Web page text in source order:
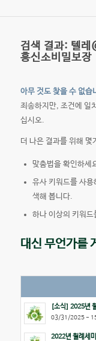
검색 결과: 텔레
흥신소비밀보장
아무 것도 찾을 수 없습
죄송하지만, 조건에 일
십시오.
더 나은 결과를 위해 몇
맞춤법을 확인하세
유사 키워드를 사
색해 봅니다.
하나 이상의 키워
대신 무언가를
[소식] 2025년
03/31/2025 -
2022년 월례세